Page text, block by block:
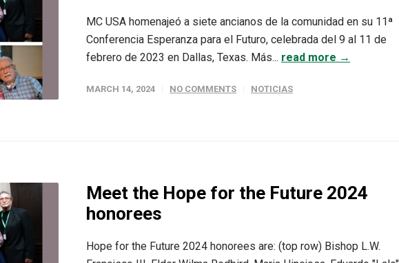
MC USA homenajeó a siete ancianos de la comunidad en su 11ª
Conferencia Esperanza para el Futuro, celebrada del 9 al 11 de
febrero de 2023 en Dallas, Texas. Más... read more →
MARCH 14, 2024 NO COMMENTS NOTICIAS
Meet the Hope for the Future 2024
honorees
Hope for the Future 2024 honorees are: (top row) Bishop L.W.